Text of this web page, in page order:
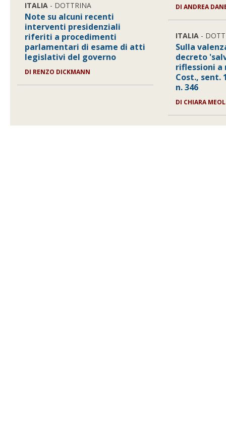
ITALIA - DOTTRINA
Note su alcuni recenti
interventi presidenziali
riferiti a procedimenti
parlamentari di esame di atti
legislativi del governo
DI RENZO DICKMANN
DI ANDREA
ITALIA -
Sulla
decreto
riflessioni a
Cost., sent.
n. 346
DI CHIARA